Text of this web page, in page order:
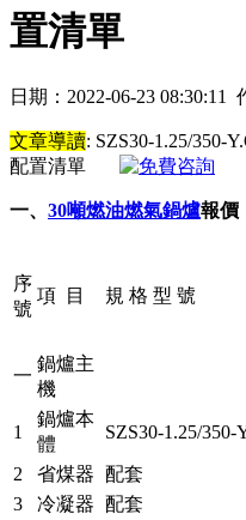
置清單
日期：2022-06-23
文章導讀: SZS30-1.25/350-
配置清單
一、 30噸燃油燃氣鍋爐報價
序
號
項 目 規 格 型 號
一
鍋爐主
機
1
鍋爐本
體
SZS30-1.25/350-
2 省煤器 配套
3
冷凝器 配套